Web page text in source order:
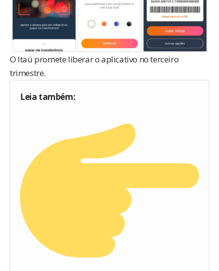
O Itaú promete liberar o aplicativo no terceiro
trimestre.
Leia também: